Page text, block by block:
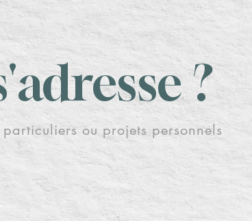
?
ce n'est pas
votre histoire.
ou projets personnels